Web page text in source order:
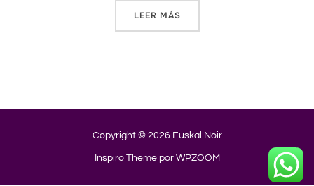
LEER MÁS
Copyright © 2026 Euskal Noir
Inspiro Themepor WPZOOM